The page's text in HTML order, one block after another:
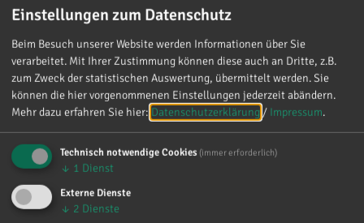
vielen lieben Worte. Ich habe mich wirklich
über jede einzelne Aufmerksamkeit gefreut. Es
ist alles andere als selbstverständlich, dass sich
so viele Menschen die Zeit nehmen, an einen zu
denken. Umso mehr weiß ich das zu schätzen.
Einstellungen zum Datenschutz
Beim Besuch unserer Website werden Informationen über Sie
verarbeitet. Mit Ihrer Zustimmung können diese auch an Dritte, z.B.
zum Zweck der statistischen Auswertung, übermittelt werden. Sie
können die hier vorgenommenen Einstellungen jederzeit abändern.
Mehr dazu erfahren Sie hier: Datenschutzerklärung / Impressum.
Technisch notwendige Cookies (immer erforderlich)
↓ 1 Dienst
Externe Dienste
↓ 2 Dienste